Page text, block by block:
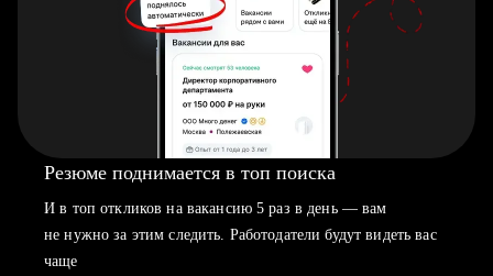
Резюме поднимается в топ поиска
И в топ откликов на вакансию 5 раз в день — вам
не нужно за этим следить. Работодатели будут видеть вас
чаще